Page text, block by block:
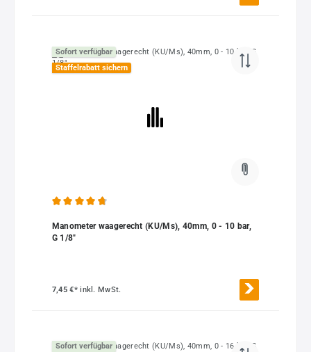
Sofort verfügbar
Staffelrabatt sichern
Manometer waagerecht (KU/Ms), 40mm, 0 - 10 bar,
G 1/8"
7,45 €*inkl. MwSt.
Sofort verfügbar